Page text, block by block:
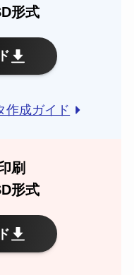
形式
成ガイド
刷
形式